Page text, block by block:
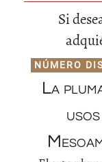
Si
NÚMERO
La